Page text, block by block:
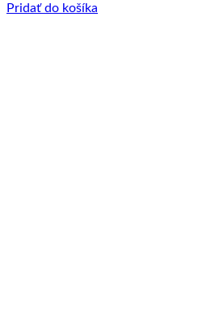
Pridať do košíka